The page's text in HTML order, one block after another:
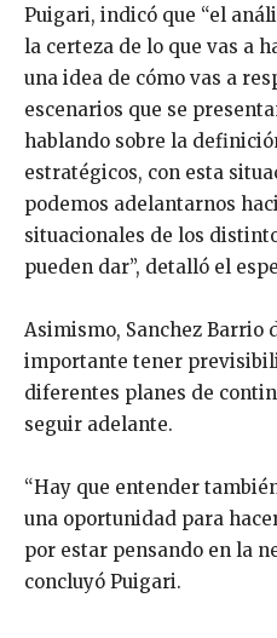
Puigari, indicó que “el
la certeza de lo que vas a
una idea de cómo vas a
escenarios que se
hablando sobre la
estratégicos, con esta
podemos adelantarnos
situacionales de los
pueden dar”, detalló el
Asimismo, Sanchez Barrio
importante tener
diferentes planes de
seguir adelante.
“Hay que entender
una oportunidad para
por estar pensando en la
concluyó Puigari.